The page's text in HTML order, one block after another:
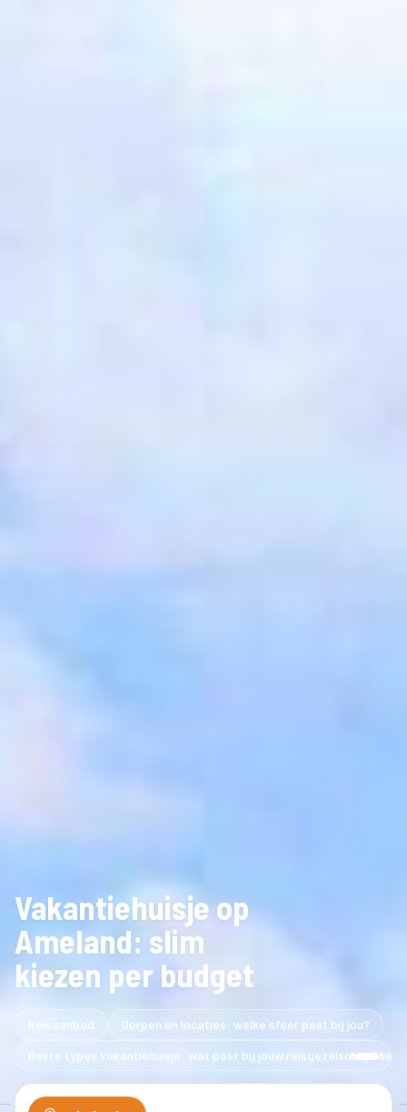
Vakantiehuisje op
Ameland: slim
kiezen per budget
Reisaanbod
Dorpen en locaties: welke sfeer past bij jou?
Beste types vakantiehuisje: wat past bij jouw reisgezelschap?